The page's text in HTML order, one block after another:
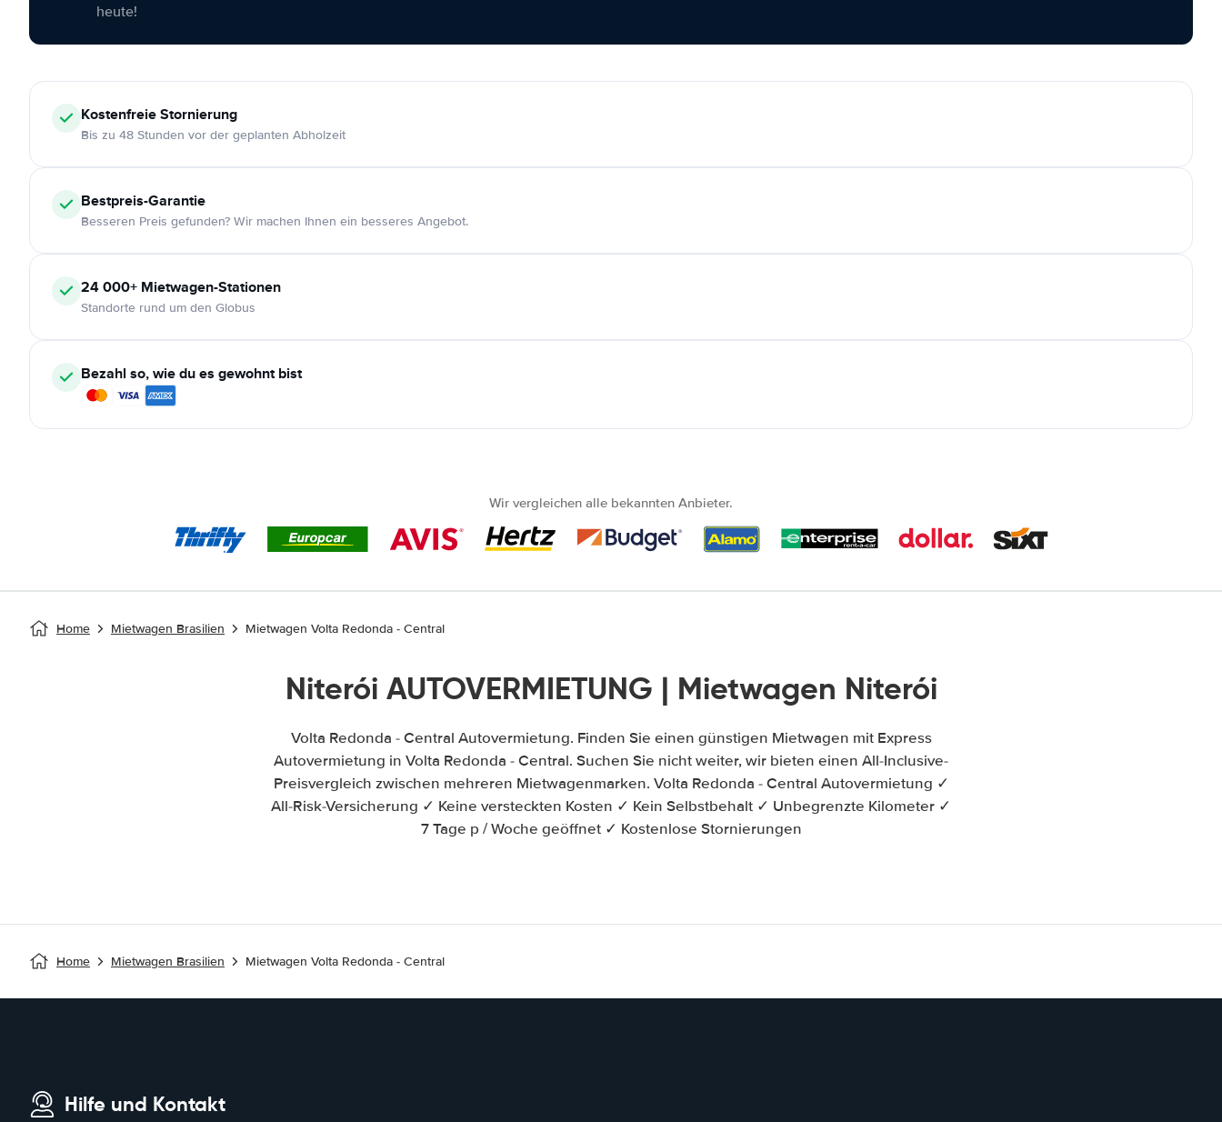
heute!
KostenfreieStornierung
Bis zu 48 Stunden vor der geplanten Abholzeit
Bestpreis-Garantie
Besseren Preis gefunden? Wir machen Ihnen ein besseres Angebot.
24 000+ Mietwagen-Stationen
Standorte rund um den Globus
Bezahl so, wie du es gewohnt bist
Wir vergleichen alle bekannten Anbieter.
Home Mietwagen Brasilien Mietwagen Volta Redonda - Central
Niterói AUTOVERMIETUNG | Mietwagen Niterói
Volta Redonda - Central Autovermietung. Finden Sie einen günstigen Mietwagen mit Express
Autovermietung in Volta Redonda - Central. Suchen Sie nicht weiter, wir bieten einen All-Inclusive-
Preisvergleich zwischen mehreren Mietwagenmarken. Volta Redonda - Central Autovermietung ✓
All-Risk-Versicherung ✓ Keine versteckten Kosten ✓ Kein Selbstbehalt ✓ Unbegrenzte Kilometer ✓
7 Tage p / Woche geöffnet ✓ Kostenlose Stornierungen
Home Mietwagen Brasilien Mietwagen Volta Redonda - Central
Hilfe und Kontakt